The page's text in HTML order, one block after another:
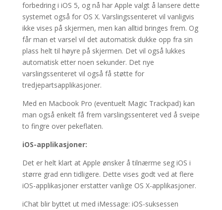
forbedring i iOS 5, og nå har Apple valgt å lansere dette
systemet også for OS X. Varslingssenteret vil vanligvis
ikke vises på skjermen, men kan alltid bringes frem. Og
får man et varsel vil det automatisk dukke opp fra sin
plass helt til høyre på skjermen. Det vil også lukkes
automatisk etter noen sekunder. Det nye
varslingssenteret vil også få støtte for
tredjepartsapplikasjoner.
Med en Macbook Pro (eventuelt Magic Trackpad) kan
man også enkelt få frem varslingssenteret ved å sveipe
to fingre over pekeflaten.
iOS-applikasjoner:
Det er helt klart at Apple ønsker å tilnærme seg iOS i
større grad enn tidligere. Dette vises godt ved at flere
iOS-applikasjoner erstatter vanlige OS X-applikasjoner.
iChat blir byttet ut med iMessage: iOS-suksessen